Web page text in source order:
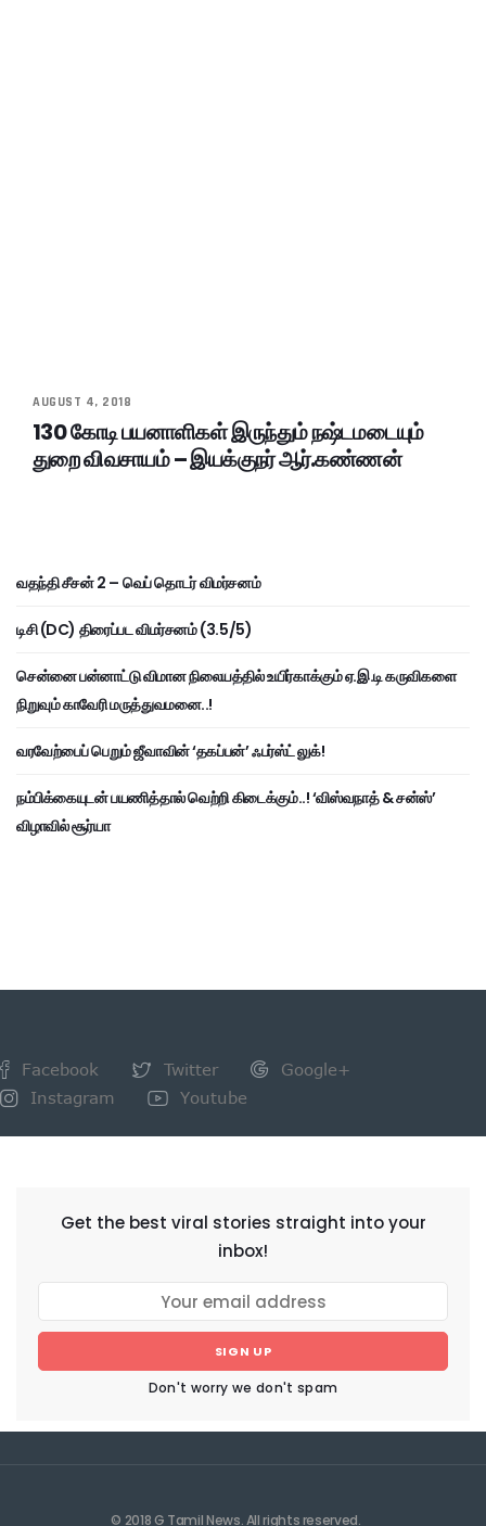
AUGUST 4, 2018
130 கோடி பயனாளிகள் இருந்தும் நஷ்டமடையும்
துறை விவசாயம் – இயக்குநர் ஆர்.கண்ணன்
வதந்தி சீசன் 2 – வெப் தொடர் விமர்சனம்
டிசி (DC) திரைப்பட விமர்சனம் (3.5/5)
சென்னை பன்னாட்டு விமான நிலையத்தில் உயிர்காக்கும் ஏ.இ.டி கருவிகளை
நிறுவும் காவேரி மருத்துவமனை..!
வரவேற்பைப் பெறும் ஜீவாவின் ‘தகப்பன்’ ஃபர்ஸ்ட் லுக்!
நம்பிக்கையுடன் பயணித்தால் வெற்றி கிடைக்கும்..! ‘விஸ்வநாத் & சன்ஸ்’
விழாவில் சூர்யா
Facebook Twitter
Google+
Instagram
Youtube
Get the best viral stories straight into your
inbox!
SIGN UP
Don't worry we don't spam
© 2018 G Tamil News. All rights reserved.